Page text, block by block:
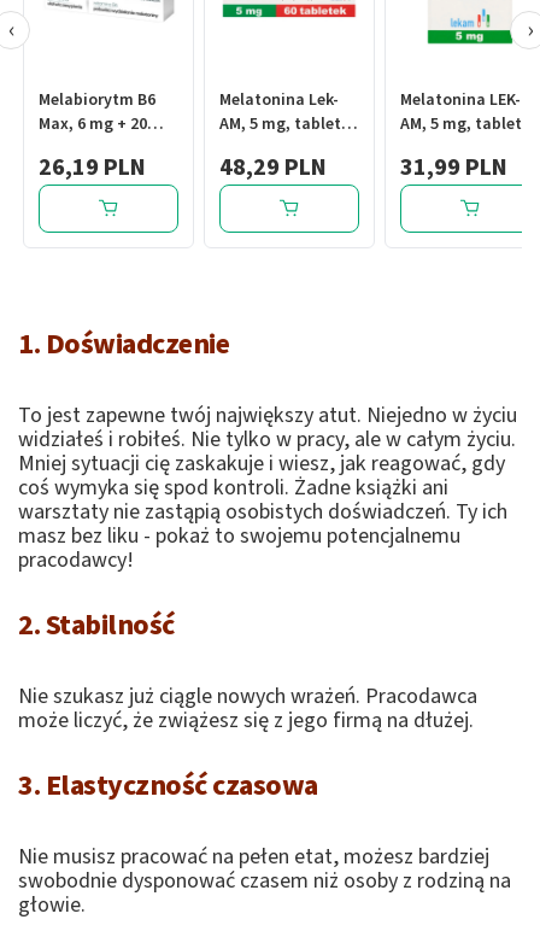
Melabiorytm B6
Max, 6 mg + 20
26,19 PLN
Melatonina Lek-
AM, 5 mg, tabletki,
48,29 PLN
Melatonina LEK-
AM, 5 mg, tabletki,
31,99 PLN
‹ ›
1. Doświadczenie
To jest zapewne twój największy atut. Niejedno w życiu
widziałeś i robiłeś. Nie tylko w pracy, ale w całym życiu.
Mniej sytuacji cię zaskakuje i wiesz, jak reagować, gdy
coś wymyka się spod kontroli. Żadne książki ani
warsztaty nie zastąpią osobistych doświadczeń. Ty ich
masz bez liku - pokaż to swojemu potencjalnemu
pracodawcy!
2. Stabilność
Nie szukasz już ciągle nowych wrażeń. Pracodawca
może liczyć, że zwiążesz się z jego firmą na dłużej.
3. Elastyczność czasowa
Nie musisz pracować na pełen etat, możesz bardziej
swobodnie dysponować czasem niż osoby z rodziną na
głowie.